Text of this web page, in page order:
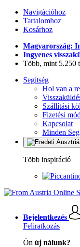
Navigációhoz
Tartalomhoz
Kosárhoz
Magyarország:
Ingyenes
Több, mint 5.250
Segítség
Hol van a
Szállítási
Fizetési
Kapcsolat
Minden
Több inspiráció
Bejelentkezés
Feliratkozás
Ön új nálunk?